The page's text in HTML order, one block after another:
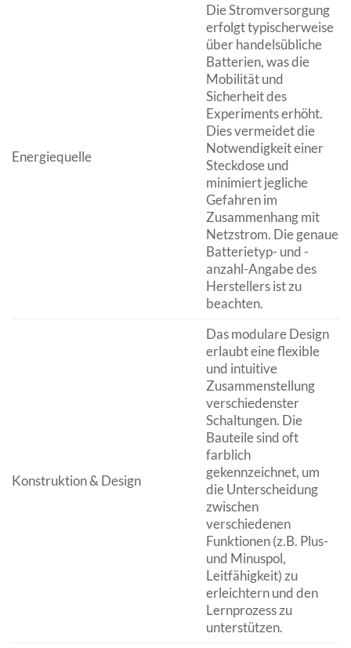
Energiequelle
Die Stromversorgung
erfolgt typischerweise
über handelsübliche
Batterien, was die
Mobilität und
Sicherheit des
Experiments erhöht.
Dies vermeidet die
Notwendigkeit einer
Steckdose und
minimiert jegliche
Gefahren im
Zusammenhang mit
Netzstrom. Die genaue
Batterietyp- und -
anzahl-Angabe des
Herstellers ist zu
beachten.
Konstruktion & Design
Das modulare Design
erlaubt eine flexible
und intuitive
Zusammenstellung
verschiedenster
Schaltungen. Die
Bauteile sind oft
farblich
gekennzeichnet, um
die Unterscheidung
zwischen
verschiedenen
Funktionen (z.B. Plus-
und Minuspol,
Leitfähigkeit) zu
erleichtern und den
Lernprozess zu
unterstützen.